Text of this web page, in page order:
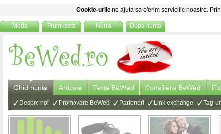
Cookie-urile ne ajuta sa oferim serviciile noastre.
Moda Frumusete Nunta Dupa nunta
Ghid nunta Articole Texte BeWed Consiliere BeWed
Despre noi Promovare BeWed Parteneri Link exchange Tag-